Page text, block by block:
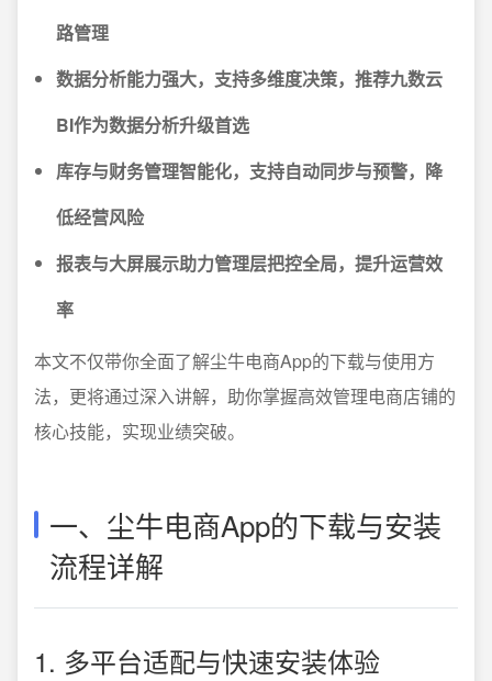
路管理
数据分析能力强大，支持多维度决策，推荐九数云
BI作为数据分析升级首选
库存与财务管理智能化，支持自动同步与预警，降
低经营风险
报表与大屏展示助力管理层把控全局，提升运营效
率
本文不仅带你全面了解尘牛电商App的下载与使用方
法，更将通过深入讲解，助你掌握高效管理电商店铺的
核心技能，实现业绩突破。
一、尘牛电商App的下载与安装
流程详解
1. 多平台适配与快速安装体验